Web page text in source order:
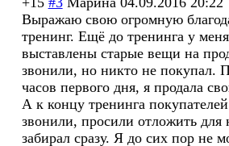
Выражаю свою огромную
тренинг. Ещё до тренинга у
выставлены старые вещи на
звонили, но никто не покупал.
часов первого дня, я продала
А к концу тренинга
звонили, просили отложить
забирал сразу. Я до сих пор не